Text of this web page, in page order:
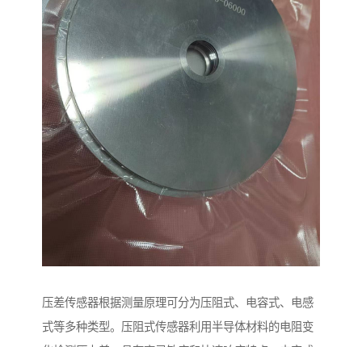
压差传感器根据测量原理可分为压阻式、电容式、电感
式等多种类型。压阻式传感器利用半导体材料的电阻变